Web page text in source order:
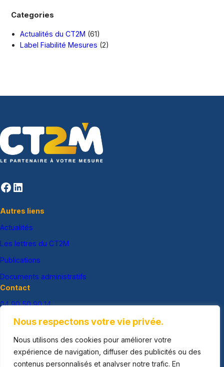
Nous respectons votre vie privée.
Nous utilisons des cookies pour améliorer votre
expérience de navigation, diffuser des publicités ou des
contenus personnalisés et analyser notre trafic. En
r
c
h
Categories
Actualités du CT2M (61)
Label Fiabilité Mesures (2)
Facebook LinkedIn
Autres liens
Actualités
Les lettres du CT2M
Publications
Documents administratifs
Contact
04 90 50 90 14
ct2m@ct2m.fr
CT2M
Centre des Creusets
Route de Lançon